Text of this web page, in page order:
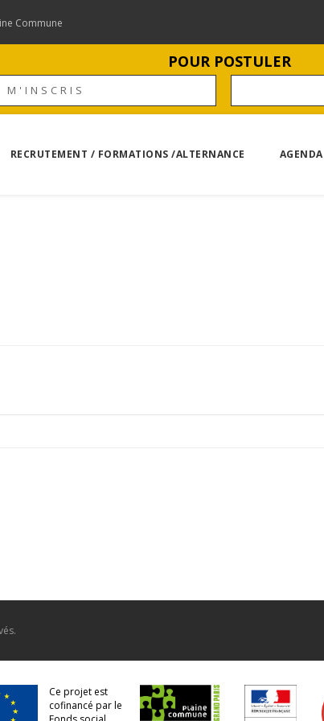
Commune
POUR POSTULER
M'INSCRIS
RECRUTEMENT / FORMATIONS /ALTERNANCE AGENDA
Ce projet est
cofinancé par le